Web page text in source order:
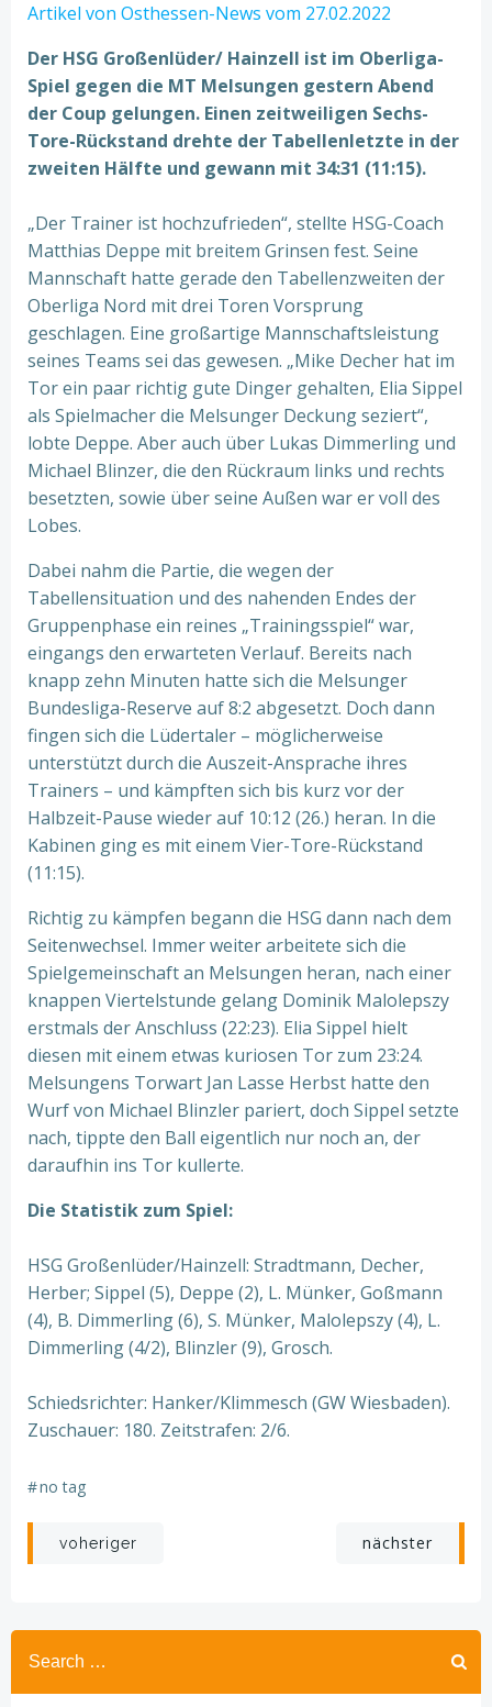
Artikel von Osthessen-News vom 27.02.2022
Der HSG Großenlüder/ Hainzell ist im Oberliga-
Spiel gegen die MT Melsungen gestern Abend
der Coup gelungen. Einen zeitweiligen Sechs-
Tore-Rückstand drehte der Tabellenletzte in der
zweiten Hälfte und gewann mit 34:31 (11:15).
„Der Trainer ist hochzufrieden“, stellte HSG-Coach
Matthias Deppe mit breitem Grinsen fest. Seine
Mannschaft hatte gerade den Tabellenzweiten der
Oberliga Nord mit drei Toren Vorsprung
geschlagen. Eine großartige Mannschaftsleistung
seines Teams sei das gewesen. „Mike Decher hat im
Tor ein paar richtig gute Dinger gehalten, Elia Sippel
als Spielmacher die Melsunger Deckung seziert“,
lobte Deppe. Aber auch über Lukas Dimmerling und
Michael Blinzer, die den Rückraum links und rechts
besetzten, sowie über seine Außen war er voll des
Lobes.
Dabei nahm die Partie, die wegen der
Tabellensituation und des nahenden Endes der
Gruppenphase ein reines „Trainingsspiel“ war,
eingangs den erwarteten Verlauf. Bereits nach
knapp zehn Minuten hatte sich die Melsunger
Bundesliga-Reserve auf 8:2 abgesetzt. Doch dann
fingen sich die Lüdertaler – möglicherweise
unterstützt durch die Auszeit-Ansprache ihres
Trainers – und kämpften sich bis kurz vor der
Halbzeit-Pause wieder auf 10:12 (26.) heran. In die
Kabinen ging es mit einem Vier-Tore-Rückstand
(11:15).
Richtig zu kämpfen begann die HSG dann nach dem
Seitenwechsel. Immer weiter arbeitete sich die
Spielgemeinschaft an Melsungen heran, nach einer
knappen Viertelstunde gelang Dominik Malolepszy
erstmals der Anschluss (22:23). Elia Sippel hielt
diesen mit einem etwas kuriosen Tor zum 23:24.
Melsungens Torwart Jan Lasse Herbst hatte den
Wurf von Michael Blinzler pariert, doch Sippel setzte
nach, tippte den Ball eigentlich nur noch an, der
daraufhin ins Tor kullerte.
Die Statistik zum Spiel:
HSG Großenlüder/Hainzell: Stradtmann, Decher,
Herber; Sippel (5), Deppe (2), L. Münker, Goßmann
(4), B. Dimmerling (6), S. Münker, Malolepszy (4), L.
Dimmerling (4/2), Blinzler (9), Grosch.
Schiedsrichter: Hanker/Klimmesch (GW Wiesbaden).
Zuschauer: 180. Zeitstrafen: 2/6.
#no tag
Beitragsnavigation
voheriger nächster
Search
for: